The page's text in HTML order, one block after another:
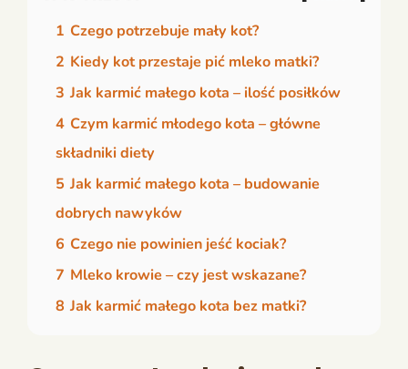
1 Czego potrzebuje mały kot?
2 Kiedy kot przestaje pić mleko matki?
3 Jak karmić małego kota – ilość posiłków
4 Czym karmić młodego kota – główne
składniki diety
5 Jak karmić małego kota – budowanie
dobrych nawyków
6 Czego nie powinien jeść kociak?
7 Mleko krowie – czy jest wskazane?
8 Jak karmić małego kota bez matki?